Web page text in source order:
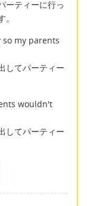
ーティーに行っ
my parents
してパーティー
wouldn't
してパーティー